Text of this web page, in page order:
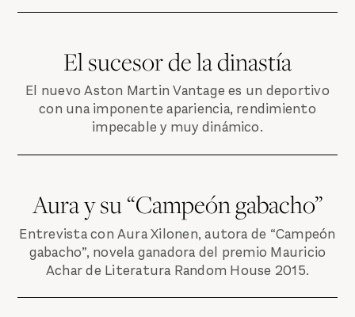
El sucesor de la dinastía
El nuevo Aston Martin Vantage es un deportivo
con una imponente apariencia, rendimiento
impecable y muy dinámico.
Aura y su “Campeón gabacho”
Entrevista con Aura Xilonen, autora de “Campeón
gabacho”, novela ganadora del premio Mauricio
Achar de Literatura Random House 2015.